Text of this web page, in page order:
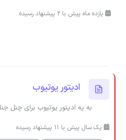
یازده ماه پیش با 2 پیشنهاد رسیده
ادیتور یوتیوب
به یه ادیتور یوتیوب برای چنل
یک سال پیش با 11 پیشنهاد رسیده